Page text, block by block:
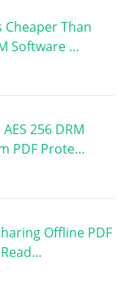
Cheaper Than
Software …
256 DRM
PDF Prote…
Offline PDF